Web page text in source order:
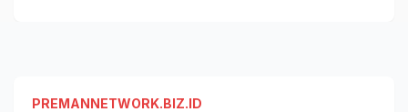
PREMANNETWORK.BIZ.ID